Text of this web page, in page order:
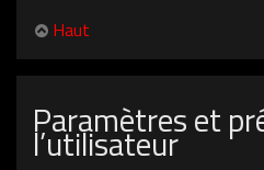
Haut
Paramètres et
l’utilisateur